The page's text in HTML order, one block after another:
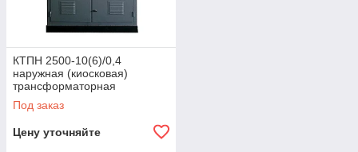
КТПН 2500-10(6)/0,4
наружная (киосковая)
трансформаторная
подстанция
Под заказ
Цену уточняйте